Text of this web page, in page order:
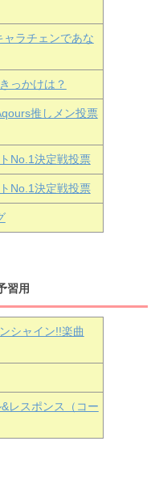
ャラチェンであな
っかけは？
推しメン投票
No.1決定戦投票
No.1決定戦投票
習用
シャイン!!楽曲
レスポンス（コー